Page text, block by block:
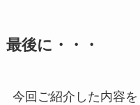
最後に・・・
今回ご紹介した内容を